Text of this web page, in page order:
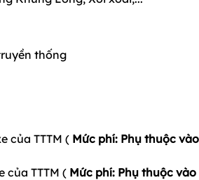
thống
của TTTM ( Mức phí: Phụ thuộc
của TTTM ( Mức phí: Phụ thuộc